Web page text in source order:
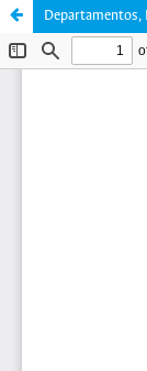
Departamentos,